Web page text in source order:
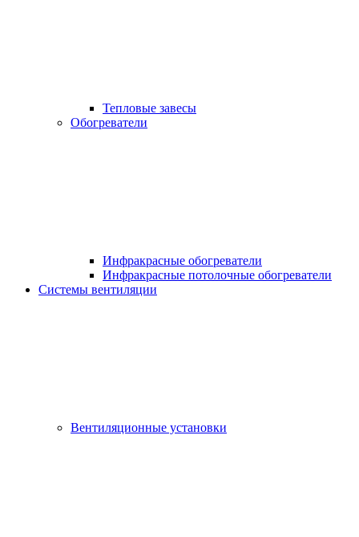
Тепловые завесы
Обогреватели
Инфракрасные обогреватели
Инфракрасные потолочные обогреватели
Системы вентиляции
Вентиляционные установки